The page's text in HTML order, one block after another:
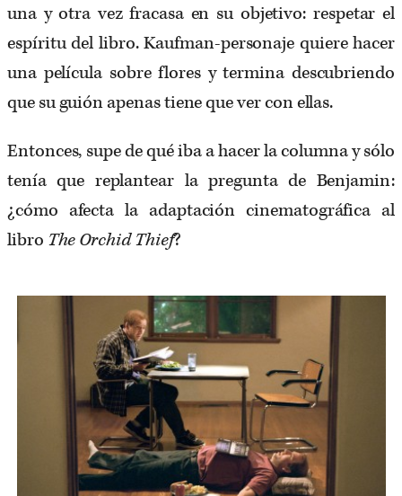
una y otra vez fracasa en su objetivo: respetar el
espíritu del libro. Kaufman-personaje quiere hacer
una película sobre flores y termina descubriendo
que su guión apenas tiene que ver con ellas.
Entonces, supe de qué iba a hacer la columna y sólo
tenía que replantear la pregunta de Benjamin:
¿cómo afecta la adaptación cinematográfica al
libro The Orchid Thief?